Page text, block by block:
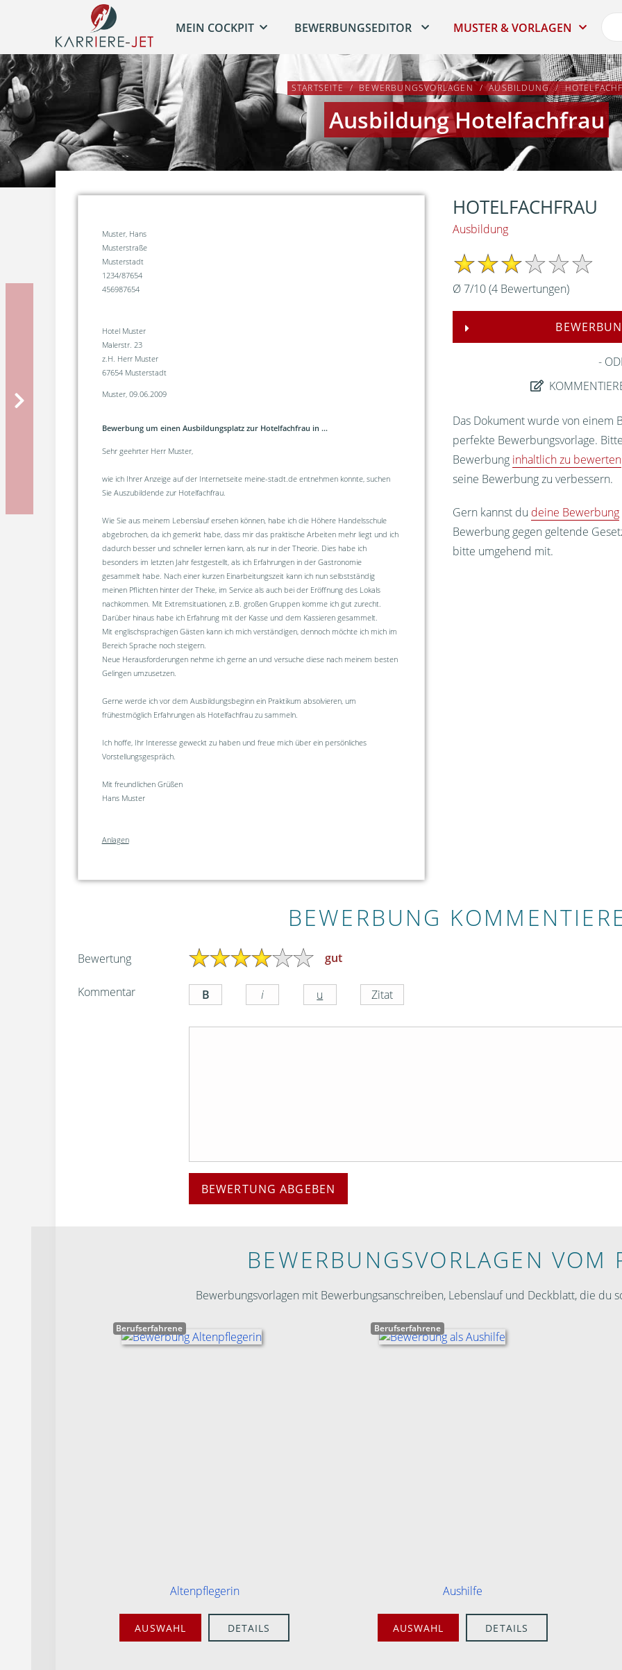
MEIN COCKPIT BEWERBUNGSEDITOR MUSTER & VORLAGEN
STARTSEITE BEWERBUNGSVORLAGEN AUSBILDUNG
Ausbildung Hotelfachfrau
HOTELFACHFRAU
Ausbildung
Ø 7/10(4 Bewertungen)
Das Dokument wurde von einem
perfekte Bewerbungsvorlage.
Bewerbung inhaltlich zu bewerten
seine Bewerbung zu verbessern.
Gern kannst du deine Bewerbung
Bewerbung gegen geltende
bitte umgehend mit.
Muster, Hans
Musterstraße
Musterstadt
1234/87654
456987654
Hotel Muster
Malerstr. 23
z.H. Herr Muster
67654 Musterstadt
Muster, 09.06.2009
Bewerbung um einen Ausbildungsplatz zur Hotelfachfrau in ...
Sehr geehrter Herr Muster,
wie ich Ihrer Anzeige auf der Internetseite meine-stadt.de entnehmen konnte, suchen
Sie Auszubildende zur Hotelfachfrau.
Wie Sie aus meinem Lebenslauf ersehen können, habe ich die Höhere Handelsschule
abgebrochen, da ich gemerkt habe, dass mir das praktische Arbeiten mehr liegt und ich
dadurch besser und schneller lernen kann, als nur in der Theorie. Dies habe ich
besonders im letzten Jahr festgestellt, als ich Erfahrungen in der Gastronomie
gesammelt habe. Nach einer kurzen Einarbeitungszeit kann ich nun selbstständig
meinen Pflichten hinter der Theke, im Service als auch bei der Eröffnung des Lokals
nachkommen. Mit Extremsituationen, z.B. großen Gruppen komme ich gut zurecht.
Darüber hinaus habe ich Erfahrung mit der Kasse und dem Kassieren gesammelt.
Mit englischsprachigen Gästen kann ich mich verständigen, dennoch möchte ich mich im
Bereich Sprache noch steigern.
Neue Herausforderungen nehme ich gerne an und versuche diese nach meinem besten
Gelingen umzusetzen.
Gerne werde ich vor dem Ausbildungsbeginn ein Praktikum absolvieren, um
frühestmöglich Erfahrungen als Hotelfachfrau zu sammeln.
Ich hoffe, Ihr Interesse geweckt zu haben und freue mich über ein persönliches
Vorstellungsgespräch.
Mit freundlichen Grüßen
Hans Muster
Anlagen
BEWERBUNG
Bewertung gut
Kommentar
BEWERTUNG ABGEBEN
BEWERBUNGS­VORLAGEN VOM
Bewerbungsvorlagen mit Bewerbungsanschreiben, Lebenslauf und Deckblatt, die du
Berufserfahrene
Altenpflegerin
AUSWAHL DETAILS
Berufserfahrene
Aushilfe
AUSWAHL DETAILS